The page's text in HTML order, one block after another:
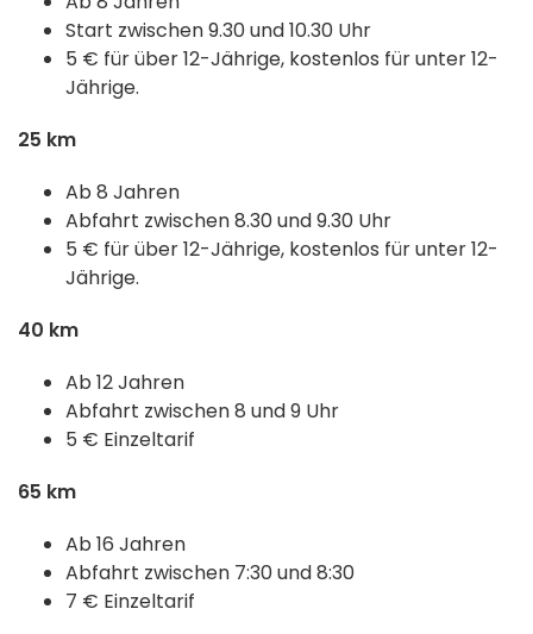
Start zwischen 9.30 und 10.30 Uhr
5 € für über 12-Jährige, kostenlos für unter 12-
Jährige.
25 km
Ab 8 Jahren
Abfahrt zwischen 8.30 und 9.30 Uhr
5 € für über 12-Jährige, kostenlos für unter 12-
Jährige.
40 km
Ab 12 Jahren
Abfahrt zwischen 8 und 9 Uhr
5 € Einzeltarif
65 km
Ab 16 Jahren
Abfahrt zwischen 7:30 und 8:30
7 € Einzeltarif